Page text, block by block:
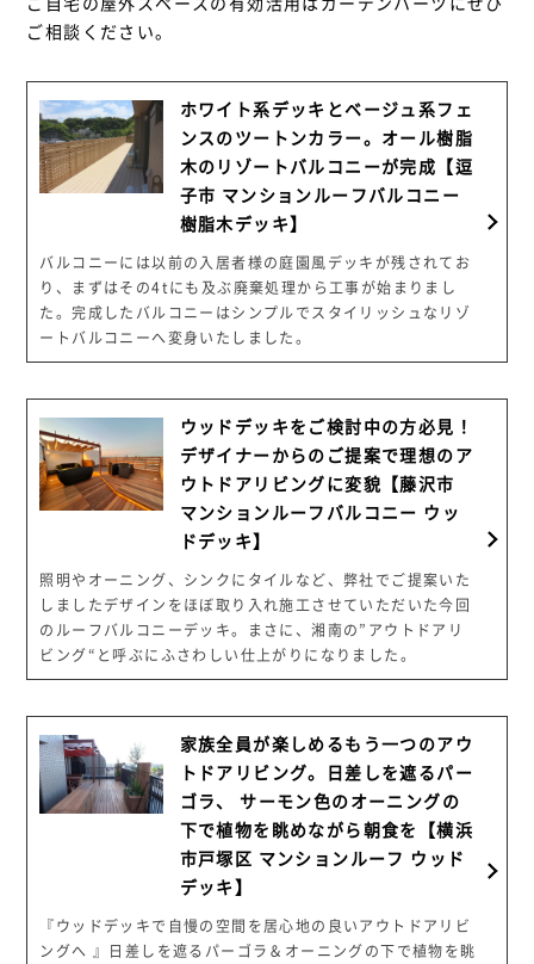
ご相談ください。
ホワイト系デッキとベージュ系フェ
ンスのツートンカラー。オール樹脂
木のリゾートバルコニーが完成【逗
子市 マンションルーフバルコニー
樹脂木デッキ】
バルコニーには以前の入居者様の庭園風デッキが残されてお
り、まずはその4tにも及ぶ廃棄処理から工事が始まりまし
た。完成したバルコニーはシンプルでスタイリッシュなリゾ
ートバルコニーへ変身いたしました。
ウッドデッキをご検討中の方必見！
デザイナーからのご提案で理想のア
ウトドアリビングに変貌【藤沢市
マンションルーフバルコニー ウッ
ドデッキ】
照明やオーニング、シンクにタイルなど、弊社でご提案いた
しましたデザインをほぼ取り入れ施工させていただいた今回
のルーフバルコニーデッキ。まさに、湘南の”アウトドアリ
ビング“と呼ぶにふさわしい仕上がりになりました。
家族全員が楽しめるもう一つのアウ
トドアリビング。日差しを遮るパー
ゴラ、 サーモン色のオーニングの
下で植物を眺めながら朝食を【横浜
市戸塚区 マンションルーフ ウッド
デッキ】
『ウッドデッキで自慢の空間を居心地の良いアウトドアリビ
ングへ 』日差しを遮るパーゴラ＆オーニングの下で植物を眺